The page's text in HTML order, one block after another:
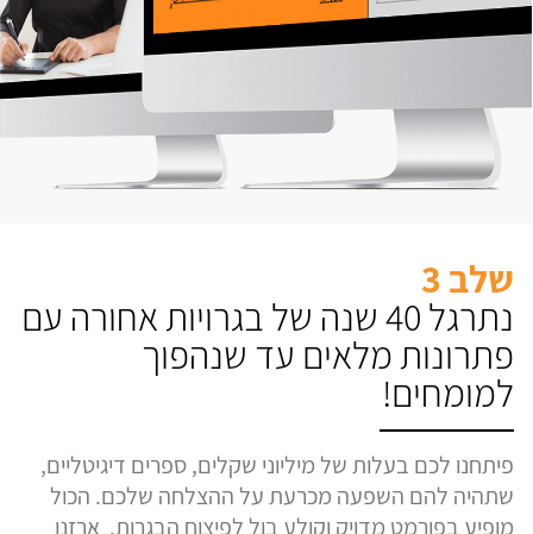
שלב 3
נתרגל 40 שנה של בגרויות אחורה עם
פתרונות מלאים עד שנהפוך
למומחים!
פיתחנו לכם בעלות של מיליוני שקלים, ספרים דיגיטליים,
שתהיה להם השפעה מכרעת על ההצלחה שלכם. הכול
מופיע בפורמט מדויק וקולע בול לפיצוח הבגרות. ארזנו